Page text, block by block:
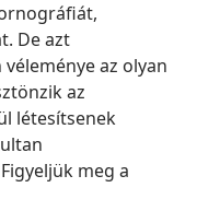
De azt
az olyan
az
létesítsenek
meg a